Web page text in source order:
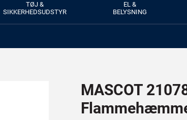
TØJ &
SIKKERHEDSUDSTYR
EL &
BELYSNING
MASCOT